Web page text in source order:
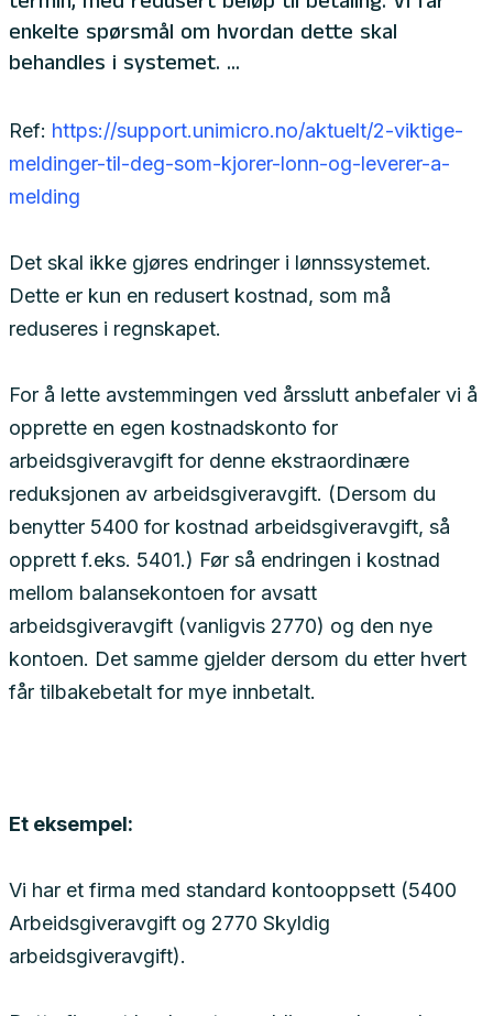
enkelte spørsmål om hvordan dette skal
behandles i systemet. ...
Ref: https://support.unimicro.no/aktuelt/2-viktige-
meldinger-til-deg-som-kjorer-lonn-og-leverer-a-
melding
Det skal ikke gjøres endringer i lønnssystemet.
Dette er kun en redusert kostnad, som må
reduseres i regnskapet.
For å lette avstemmingen ved årsslutt anbefaler vi å
opprette en egen kostnadskonto for
arbeidsgiveravgift for denne ekstraordinære
reduksjonen av arbeidsgiveravgift. (Dersom du
benytter 5400 for kostnad arbeidsgiveravgift, så
opprett f.eks. 5401.) Før så endringen i kostnad
mellom balansekontoen for avsatt
arbeidsgiveravgift (vanligvis 2770) og den nye
kontoen. Det samme gjelder dersom du etter hvert
får tilbakebetalt for mye innbetalt.
Et eksempel:
Vi har et firma med standard kontooppsett (5400
Arbeidsgiveravgift og 2770 Skyldig
arbeidsgiveravgift).